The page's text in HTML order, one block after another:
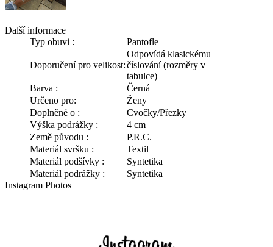
Další informace
Typ obuvi :
Pantofle
Doporučení pro velikost:
Odpovídá klasickému
číslování (rozměry v
tabulce)
Barva :
Černá
Určeno pro:
Ženy
Doplněné o :
Cvočky/Přezky
Výška podrážky :
4 cm
Země původu :
P.R.C.
Materiál svršku :
Textil
Materiál podšívky :
Syntetika
Materiál podrážky :
Syntetika
Instagram Photos